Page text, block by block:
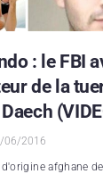
: le FBI
de la
06/2016
afghane